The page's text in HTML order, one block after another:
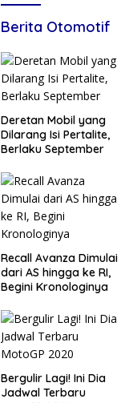
Berita Otomotif
Deretan Mobil yang
Dilarang Isi Pertalite,
Berlaku September
Recall Avanza Dimulai
dari AS hingga ke RI,
Begini Kronologinya
Bergulir Lagi! Ini Dia
Jadwal Terbaru